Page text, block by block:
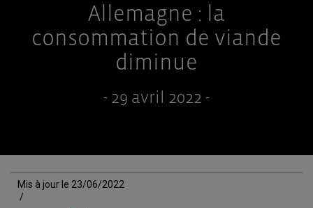
Allemagne : la
consommation de viande
diminue
- 29 avril 2022 -
Mis à jour le 23/06/2022
/